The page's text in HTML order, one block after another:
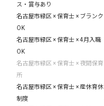
ス・賞与あり
名古屋市緑区 × 保育士 × ブランク
OK
名古屋市緑区 × 保育士 × 4月入職
OK
名古屋市緑区 × 保育士 × 夜間保育
所
名古屋市緑区 × 保育士 × 産休育休
制度